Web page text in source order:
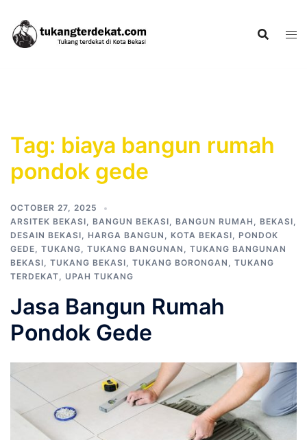
content
Tag: biaya bangun rumah
pondok gede
OCTOBER 27, 2025
ARSITEK BEKASI, BANGUN BEKASI, BANGUN RUMAH , BEKASI,
DESAIN BEKASI, HARGA BANGUN , KOTA BEKASI, PONDOK
GEDE, TUKANG, TUKANG BANGUNAN , TUKANG BANGUNAN
BEKASI, TUKANG BEKASI, TUKANG BORONGAN , TUKANG
TERDEKAT, UPAH TUKANG
Jasa Bangun Rumah
Pondok Gede